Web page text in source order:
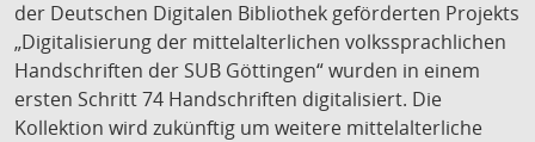
der Deutschen Digitalen Bibliothek geförderten Projekts
„Digitalisierung der mittelalterlichen volkssprachlichen
Handschriften der SUB Göttingen“ wurden in einem
ersten Schritt 74 Handschriften digitalisiert. Die
Kollektion wird zukünftig um weitere mittelalterliche